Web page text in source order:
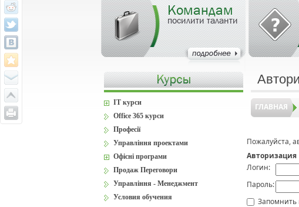
Командам
посилити таланти
ГЛАВНАЯ
Пожалуйста,
Авторизация
Логин:
Пароль:
Запомнить
IT курси
Office 365 курси
Професії
Управління проектами
Офісні програми
Продаж Переговори
Управління - Менеджмент
Условия обучения